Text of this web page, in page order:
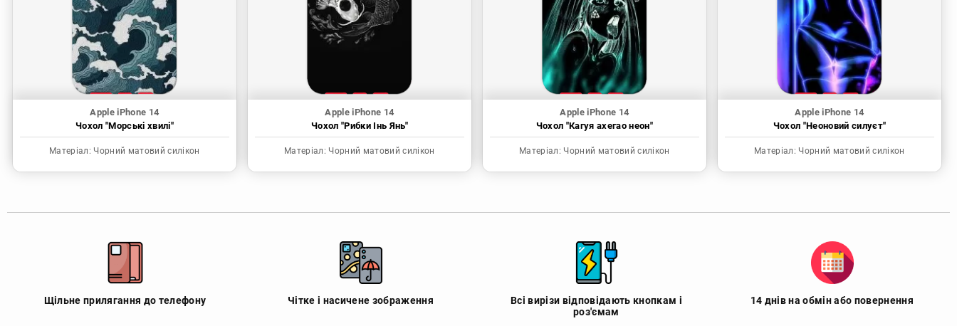
Apple iPhone 14
Чохол "Морські хвилі"
Матеріал: Чорний матовий силікон
Apple iPhone 14
Чохол "Рибки Інь Янь"
Матеріал: Чорний матовий силікон
Apple iPhone 14
Чохол "Кагуя ахегао неон"
Матеріал: Чорний матовий силікон
Apple iPhone 14
Чохол "Неоновий силуєт"
Матеріал: Чорний матовий силікон
Щільне прилягання до телефону Чітке і насичене зображення
Всі вирізи відповідають кнопкам і
роз'ємам
14 днів на обмін або повернення